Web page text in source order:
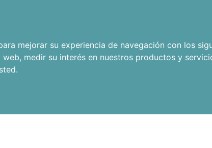
mejorar su experiencia de navegación con los
web, medir su interés en nuestros productos y
.